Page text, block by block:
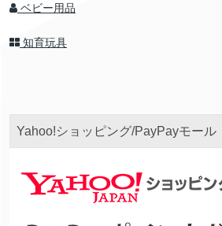
ベビー用品
知育玩具
Yahoo!ショッピング/PayPayモール